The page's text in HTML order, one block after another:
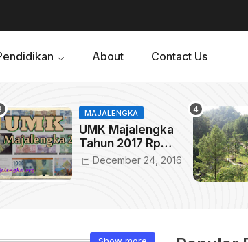
About Contact Us
MAJALENGKA
UMK Majalengka
Tahun 2017 Rp
1.525.632
December 24, 2016